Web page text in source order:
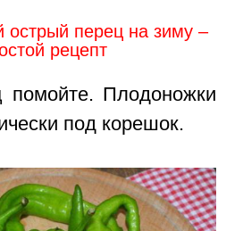
перец на зиму –
рецепт
помойте. Плодоножки
под корешок.